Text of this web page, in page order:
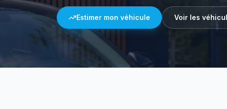
Estimer mon véhicule Voir les